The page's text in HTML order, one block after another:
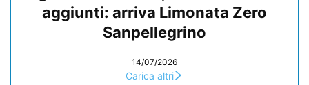
aggiunti: arriva Limonata Zero
Sanpellegrino
14/07/2026
Carica altri